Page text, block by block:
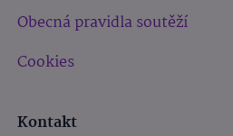
Obecná pravidla soutěží
Cookies
Kontakt